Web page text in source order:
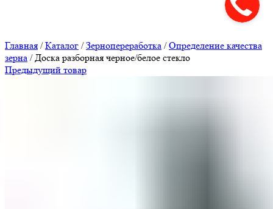
Главная /Каталог /Зернопереработка /Определение качества
зерна /Доска разборная черное/белое стекло
Предыдущий товар